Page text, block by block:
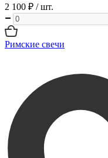
2 100 ₽ / шт.
Римские свечи